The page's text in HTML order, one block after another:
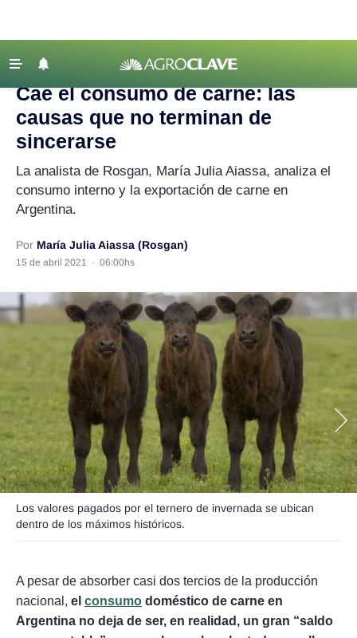
Ganadería
Lechería
Tecnología
Maquinaria agrícola
Agenda
Clima
Agronegocios
Mercados
Seguinos
‹ VOLVER
Agroclave
Cae el consumo de carne: las
causas que no terminan de
sincerarse
La analista de Rosgan, María Julia Aiassa, analiza el
consumo interno y la exportación de carne en
Argentina.
Por María Julia Aiassa (Rosgan)
15 de abril 2021 · 06:00hs
Los valores pagados por el ternero de invernada se ubican
dentro de los máximos históricos.
A pesar de absorber casi dos tercios de la producción
nacional, el consumo doméstico de carne en
Argentina no deja de ser, en realidad, un gran “saldo